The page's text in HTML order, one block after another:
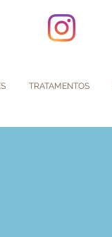
TRATAMENTOS